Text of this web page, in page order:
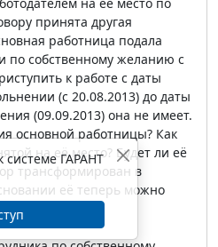
на ее место по
принята другая
работница подала
по собственному желанию с
к работе с даты
(с 20.08.2013) до даты
(09.09.2013) она не имеет.
основной работницы? Как
на её место? Будет ли её
трансформирован в
её теперь можно
системе ГАРАНТ